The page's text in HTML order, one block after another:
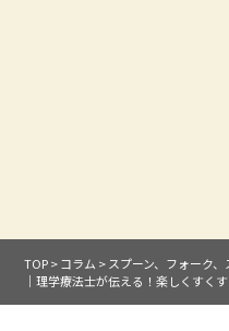
TOP>コラム > スプーン、フォーク
｜理学療法士が伝える！楽しくすく